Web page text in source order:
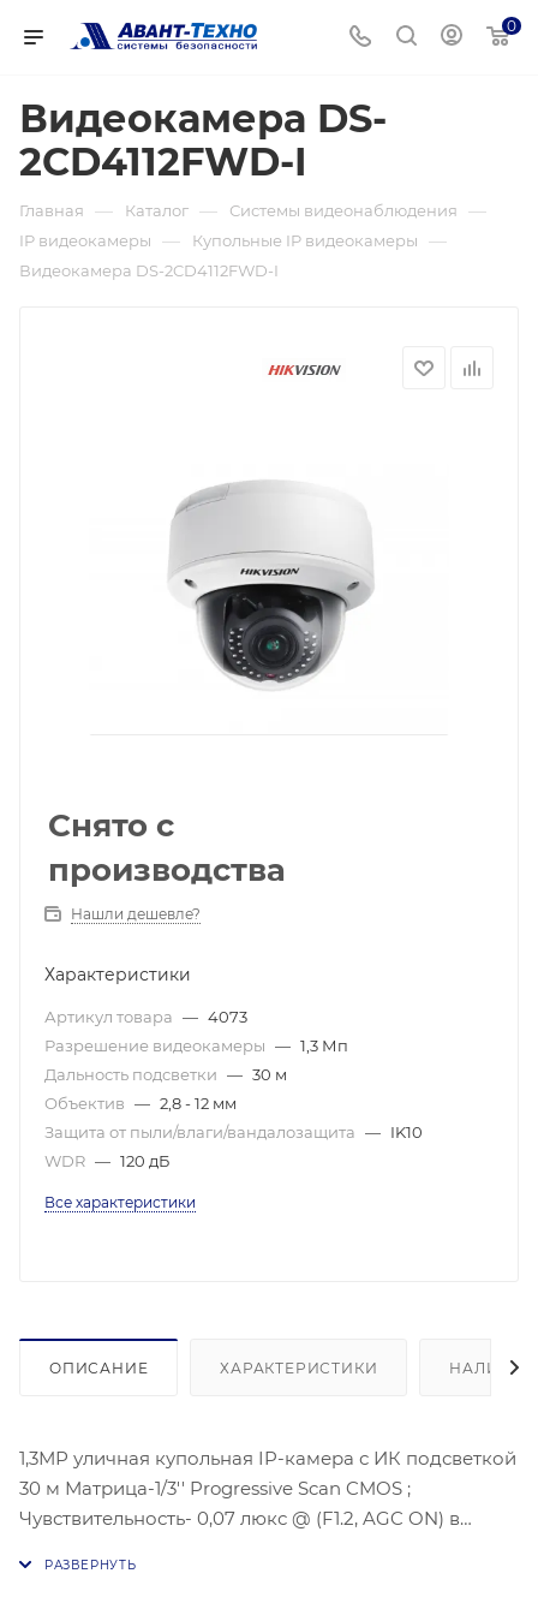
0
Видеокамера DS-
2CD4112FWD-I
Главная — Каталог — Системы видеонаблюдения —
IP видеокамеры — Купольные IP видеокамеры —
Видеокамера DS-2CD4112FWD-I
Снято с
производства
Нашли дешевле?
Характеристики
Артикул товара — 4073
Разрешение видеокамеры — 1,3 Мп
Дальность подсветки — 30 м
Объектив — 2,8 - 12 мм
Защита от пыли/влаги/вандалозащита — IK10
WDR — 120 дБ
Все характеристики
ОПИСАНИЕ ХАРАКТЕРИСТИКИ НАЛИЧИЕ
1,3МР уличная купольная IP-камера с ИК подсветкой
30 м Матрица-1/3'' Progressive Scan CMOS ;
Чувствительность- 0,07 люкс @ (F1.2, AGC ON) в